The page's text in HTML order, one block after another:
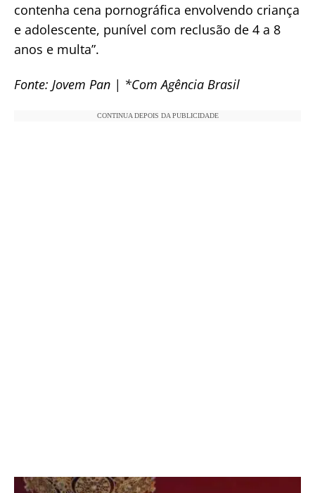
contenha cena pornográfica envolvendo criança
e adolescente, punível com reclusão de 4 a 8
anos e multa”.
Fonte: Jovem Pan | *Com Agência Brasil
CONTINUA DEPOIS DA PUBLICIDADE